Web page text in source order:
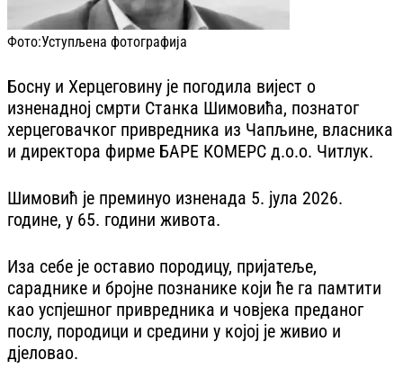
Фото:Уступљена фотографија
Босну и Херцеговину је погодила вијест о
изненадној смрти Станка Шимовића, познатог
херцеговачког привредника из Чапљине, власника
и директора фирме БАРЕ КОМЕРС д.о.о. Читлук.
Шимовић је преминуо изненада 5. јула 2026.
године, у 65. години живота.
Иза себе је оставио породицу, пријатеље,
сараднике и бројне познанике који ће га памтити
као успјешног привредника и човјека преданог
послу, породици и средини у којој је живио и
дјеловао.